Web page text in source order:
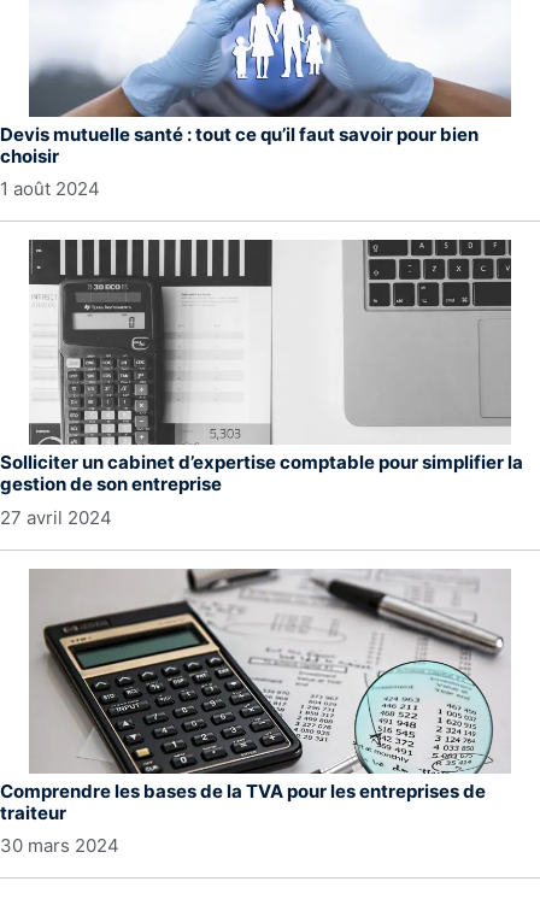
Devis mutuelle santé : tout ce qu’il faut savoir pour bien
choisir
1 août 2024
Solliciter un cabinet d’expertise comptable pour simplifier la
gestion de son entreprise
27 avril 2024
Comprendre les bases de la TVA pour les entreprises de
traiteur
30 mars 2024